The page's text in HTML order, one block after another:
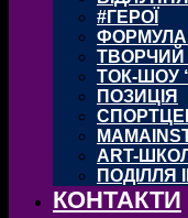
#ГЕРОЇ
ФОРМУЛА
ТОК-ШОУ
ПОЗИЦІЯ
ART-
ПОДІЛЛЯ
КОНТАКТИ